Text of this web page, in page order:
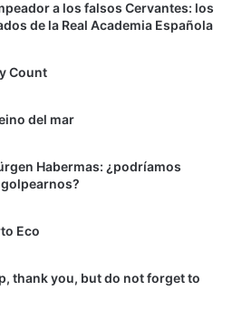
a los falsos Cervantes: los
de la Real Academia Española
Count
del mar
Habermas: ¿podríamos
Eco
thank you, but do not forget to